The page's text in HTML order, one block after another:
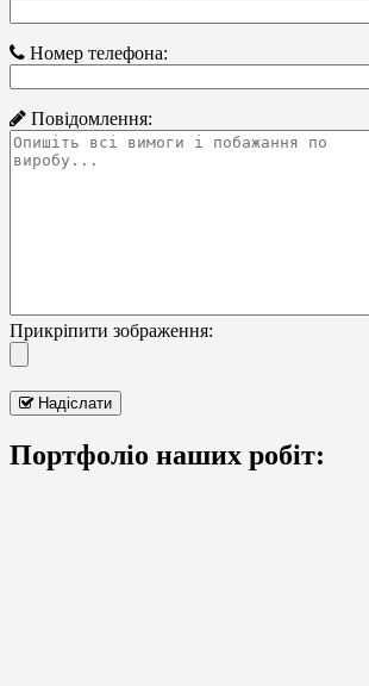
Номер телефона:
Повідомлення:
Прикріпити зображення:
Надіслати
Портфоліо наших робіт: